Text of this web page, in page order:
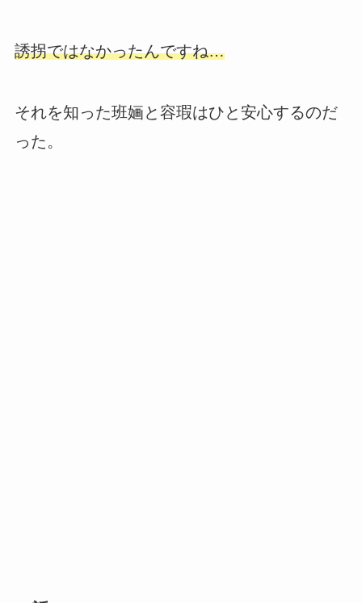
誘拐ではなかったんですね…
それを知った班婳と容瑕はひと安心するのだ
った。